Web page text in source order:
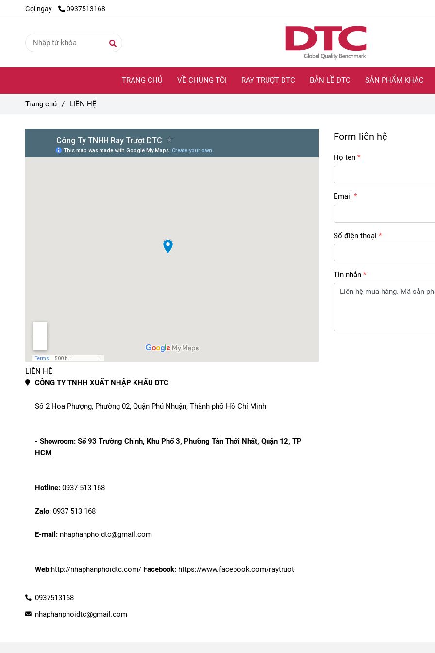
Gọi ngay 0937513168
TRANG CHỦ VỀ CHÚNG TÔI RAY TRƯỢT DTC BẢN LỀ DTC SẢN PHẨM KHÁC
Trang chủ / LIÊN HỆ
LIÊN HỆ
CÔNG TY TNHH XUẤT NHẬP KHẨU DTC
Số 2 Hoa Phượng, Phường 02, Quận Phú Nhuận, Thành phố Hồ Chí Minh
- Showroom: Số 93 Trường Chinh, Khu Phố 3, Phường Tân Thới Nhất, Quận 12, TP
HCM
Hotline: 0937 513 168
Zalo: 0937 513 168
E-mail: nhaphanphoidtc@gmail.com
Web:http://nhaphanphoidtc.com/ Facebook: https://www.facebook.com/raytruot
0937513168
nhaphanphoidtc@gmail.com
Form liên hệ
Họ tên
Email
Số điện thoại
Tin nhắn